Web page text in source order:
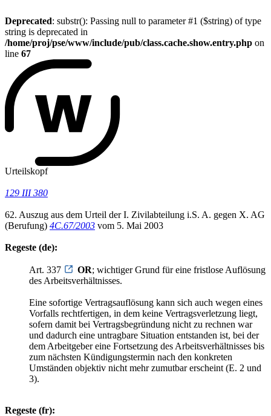
Deprecated: substr(): Passing null to parameter #1 ($string) of type
string is deprecated in
/home/proj/pse/www/include/pub/class.cache.show.entry.php on
line 67
Urteilskopf
129 III 380
62. Auszug aus dem Urteil der I. Zivilabteilung i.S. A. gegen X. AG
(Berufung) 4C.67/2003 vom 5. Mai 2003
Regeste (de):
Art. 337 OR; wichtiger Grund für eine fristlose Auflösung
des Arbeitsverhältnisses.
Eine sofortige Vertragsauflösung kann sich auch wegen eines
Vorfalls rechtfertigen, in dem keine Vertragsverletzung liegt,
sofern damit bei Vertragsbegründung nicht zu rechnen war
und dadurch eine untragbare Situation entstanden ist, bei der
dem Arbeitgeber eine Fortsetzung des Arbeitsverhältnisses bis
zum nächsten Kündigungstermin nach den konkreten
Umständen objektiv nicht mehr zumutbar erscheint (E. 2 und
3).
Regeste (fr):